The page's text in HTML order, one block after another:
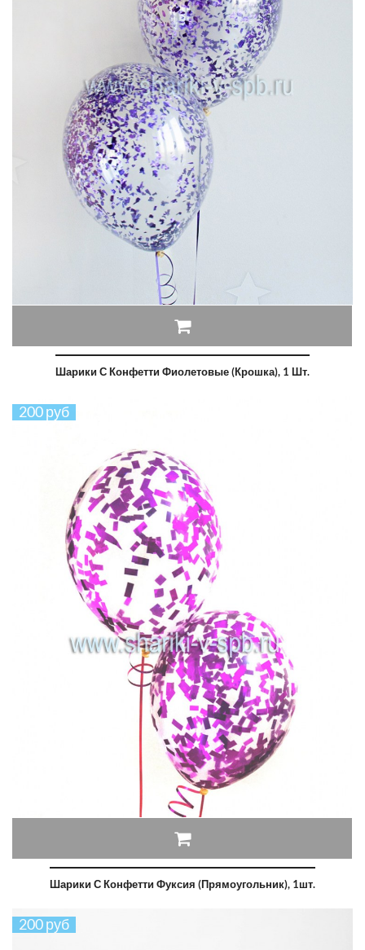
Шарики С Конфетти Фиолетовые (крошка), 1 Шт.
200 руб
Шарики С Конфетти Фуксия (прямоугольник), 1шт.
200 руб